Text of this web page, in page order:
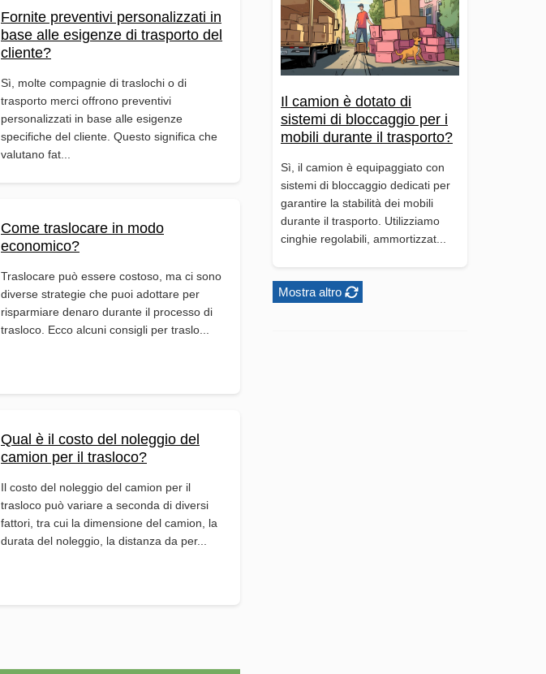
Il camion è dotato di
sistemi di bloccaggio per i
mobili durante il trasporto?
Sì, il camion è equipaggiato con
sistemi di bloccaggio dedicati per
garantire la stabilità dei mobili
durante il trasporto. Utilizziamo
cinghie regolabili, ammortizzat...
Mostra altro
Fornite preventivi personalizzati in
base alle esigenze di trasporto del
cliente?
Sì, molte compagnie di traslochi o di
trasporto merci offrono preventivi
personalizzati in base alle esigenze
specifiche del cliente. Questo significa che
valutano fat...
Come traslocare in modo
economico?
Traslocare può essere costoso, ma ci sono
diverse strategie che puoi adottare per
risparmiare denaro durante il processo di
trasloco. Ecco alcuni consigli per traslo...
Qual è il costo del noleggio del
camion per il trasloco?
Il costo del noleggio del camion per il
trasloco può variare a seconda di diversi
fattori, tra cui la dimensione del camion, la
durata del noleggio, la distanza da per...